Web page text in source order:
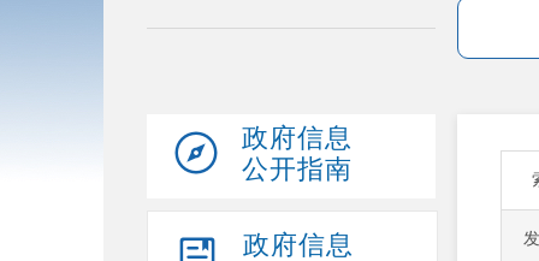
政府信息
公开指南
政府信息